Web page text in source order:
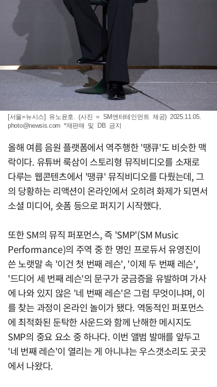
[서울=뉴시스] 유노윤호. (사진 = SM엔터테인먼트 제공) 2025.11.05.
photo@newsis.com *재판매 및 DB 금지
올해 여름 음원 플랫폼에서 역주행한 '땡큐'도 비슷한 맥
락이다. 유튜버 룩삼이 스토리형 뮤직비디오를 소재로
다루는 웹콘텐츠에서 '땡큐' 뮤직비디오를 다뤘는데, 그
의 당황하는 리액션이 온라인에서 오히려 화제가 되면서
소셜 미디어, 숏폼 등으로 퍼지기 시작했다.
또한 SM의 뮤직 퍼포먼스, 즉 'SMP'(SM Music
Performance)의 주역 중 한 명인 프로듀서 유영진이
쓴 노랫말 속 '이건 첫 번째 레슨', '이제 두 번째 레슨',
'드디어 세 번째 레슨'의 문구가 궁금증을 유발하며 가사
에 나와 있지 않은 '네 번째 레슨'은 그럼 무엇이냐며, 이
를 찾는 과정이 온라인 놀이가 됐다. 역동적인 퍼포먼스
에 최적화된 둔탁한 사운드와 함께 난해한 메시지도
SMP의 중요 요소 중 하나다. 이번 앨범 발매를 앞두고
'네 번째 레슨'이 열리는 게 아니냐는 우스갯소리도 곳곳
에서 나왔다.